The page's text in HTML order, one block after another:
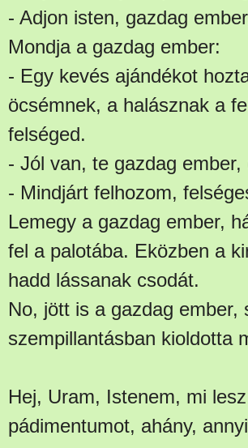
- Adjon isten, gazdag
Mondja a gazdag ember:
- Egy kevés ajándékot
öcsémnek, a halásznak a
felséged.
- Jól van, te gazdag
- Mindjárt felhozom,
Lemegy a gazdag ember,
fel a palotába. Eközben a
hadd lássanak csodát.
No, jött is a gazdag
szempillantásban kioldotta
Hej, Uram, Istenem, mi
pádimentumot, ahány,